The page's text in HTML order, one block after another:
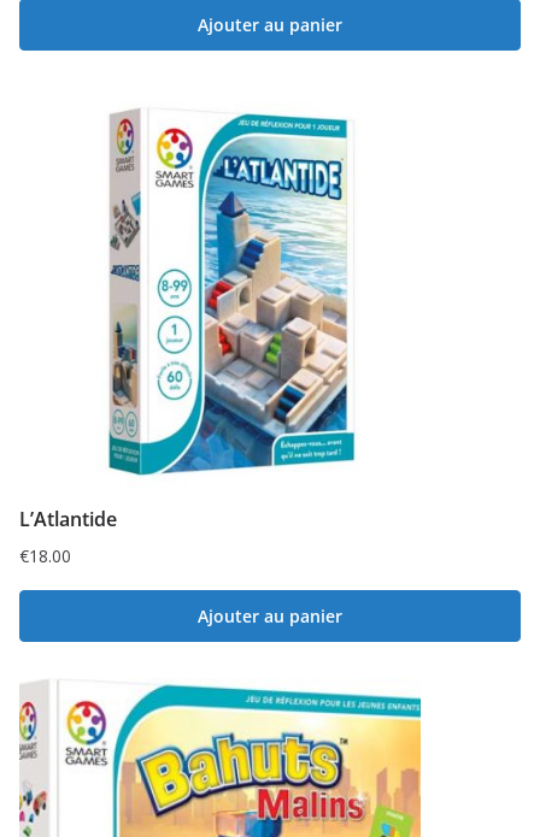
Ajouter au panier
L’Atlantide
€18.00
Ajouter au panier